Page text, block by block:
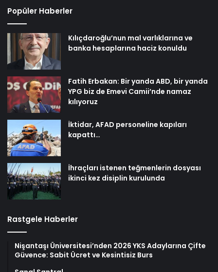
Popüler Haberler
Kılıçdaroğlu’nun mal varlıklarına ve
banka hesaplarına haciz konuldu
Fatih Erbakan: Bir yanda ABD, bir yanda
YPG biz de Emevi Camii’nde namaz
kılıyoruz
İktidar, AFAD personeline kapıları
kapattı…
İhraçları istenen teğmenlerin dosyası
ikinci kez disiplin kurulunda
Rastgele Haberler
Nişantaşı Üniversitesi’nden 2026 YKS Adaylarına Çifte
Güvence: Sabit Ücret ve Kesintisiz Burs